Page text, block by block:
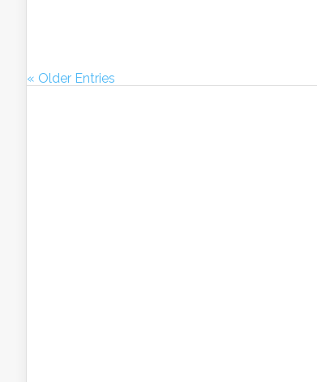
« Older Entries